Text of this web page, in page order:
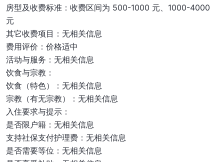
房型及收费标准：收费区间为 500-1000 元、1000-4000
元
其它收费项目：无相关信息
费用评价：价格适中
活动与服务：无相关信息
饮食与宗教：
饮食（特色）：无相关信息
宗教（有无宗教）：无相关信息
入住要求与提示：
是否限户籍：无相关信息
支持社保支付护理费：无相关信息
是否需要等位：无相关信息